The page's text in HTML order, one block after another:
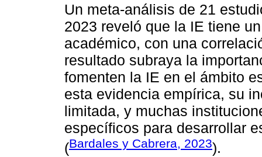
Un meta-análisis de 21
2023 reveló que la IE tiene
académico, con una
resultado subraya la
fomenten la IE en el ámbito
esta evidencia empírica, su
limitada, y muchas
específicos para desarrollar
(Bardales y Cabrera, 2023).